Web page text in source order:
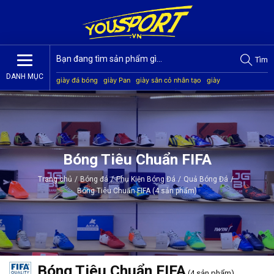
DANH MỤC
Tìm
giày đá bóng giày Pan giày sân cỏ nhân tạo
giày
Jogarbola
giày Mitre giày Akka quần áo bóng đá
giày
Bóng Tiêu Chuẩn FIFA
Trang chủ / Bóng đá / Phụ Kiện Bóng Đá / Quả Bóng Đá /
Bóng Tiêu Chuẩn FIFA (4 sản phẩm)